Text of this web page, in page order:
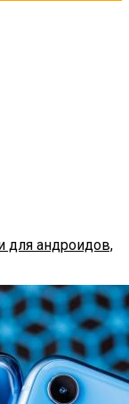
для андроидов,